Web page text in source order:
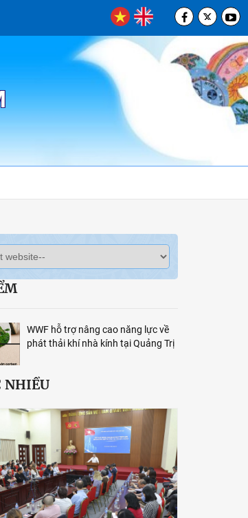
WWF hỗ trợ nâng cao năng lực về
phát thải khí nhà kính tại Quảng Trị
NHIỀU